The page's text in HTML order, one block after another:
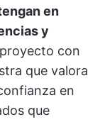
en
y
con
que valora
en
que